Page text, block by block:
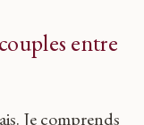
entre
Je comprends